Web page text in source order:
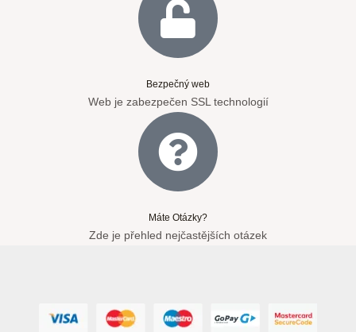
Bezpečný web
Web je zabezpečen SSL technologií
Máte Otázky?
Zde je přehled nejčastějších otázek